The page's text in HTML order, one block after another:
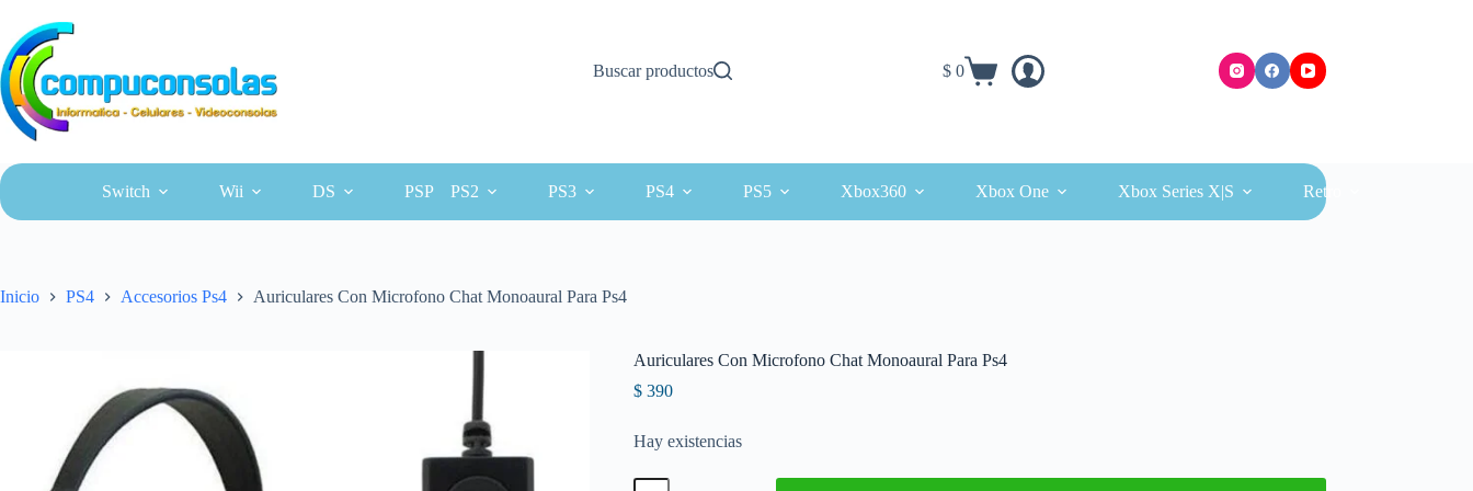
contenido
Buscar productos
Carro
$ 0
Switch Wii DS PSP PS2 PS3 PS4 PS5 Xbox360 Xbox One Xbox Series X|S Retro
Inicio PS4 Accesorios Ps4 Auriculares Con Microfono Chat Monoaural Para Ps4
Auriculares Con Microfono Chat Monoaural Para Ps4
$ 390
Hay existencias
Auriculares